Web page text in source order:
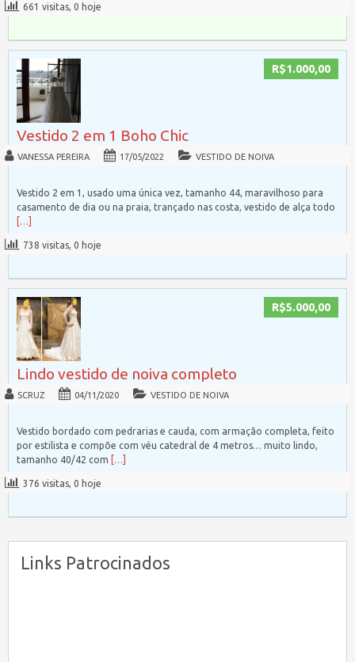
661 visitas, 0 hoje
R$1.000,00
Vestido 2 em 1 Boho Chic
VANESSA PEREIRA 17/05/2022 VESTIDO DE NOIVA
Vestido 2 em 1, usado uma única vez, tamanho 44, maravilhoso para
casamento de dia ou na praia, trançado nas costa, vestido de alça todo
[…]
738 visitas, 0 hoje
R$5.000,00
Lindo vestido de noiva completo
SCRUZ 04/11/2020 VESTIDO DE NOIVA
Vestido bordado com pedrarias e cauda, com armação completa, feito
por estilista e compõe com véu catedral de 4 metros… muito lindo,
tamanho 40/42 com
[…]
376 visitas, 0 hoje
Links Patrocinados